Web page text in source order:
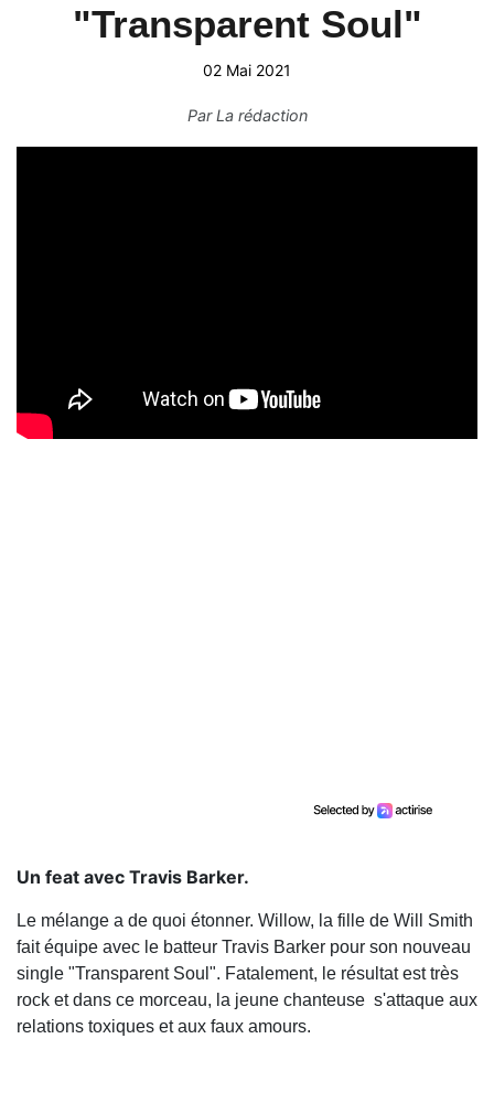
"Transparent Soul"
02 Mai 2021
ParLa rédaction
Un feat avec Travis Barker.
Le mélange a de quoi étonner. Willow, la fille de Will Smith
fait équipe avec le batteur Travis Barker pour son nouveau
single "Transparent Soul". Fatalement, le résultat est très
rock et dans ce morceau, la jeune chanteuse s'attaque aux
relations toxiques et aux faux amours.